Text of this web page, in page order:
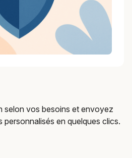
selon vos besoins et envoyez
personnalisés en quelques clics.